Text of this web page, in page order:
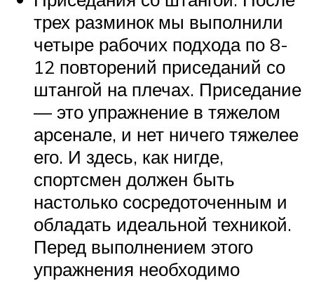
трех разминок мы выполнили
четыре рабочих подхода по 8-
12 повторений приседаний со
штангой на плечах. Приседание
— это упражнение в тяжелом
арсенале, и нет ничего тяжелее
его. И здесь, как нигде,
спортсмен должен быть
настолько сосредоточенным и
обладать идеальной техникой.
Перед выполнением этого
упражнения необходимо